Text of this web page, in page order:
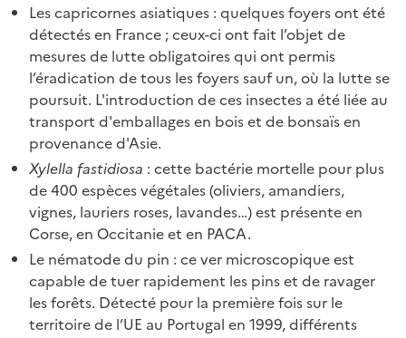
Les capricornes asiatiques : quelques foyers ont été
détectés en France ; ceux-ci ont fait l’objet de
mesures de lutte obligatoires qui ont permis
l’éradication de tous les foyers sauf un, où la lutte se
poursuit. L'introduction de ces insectes a été liée au
transport d'emballages en bois et de bonsaïs en
provenance d'Asie.
Xylella fastidiosa : cette bactérie mortelle pour plus
de 400 espèces végétales (oliviers, amandiers,
vignes, lauriers roses, lavandes…) est présente en
Corse, en Occitanie et en PACA.
Le nématode du pin : ce ver microscopique est
capable de tuer rapidement les pins et de ravager
les forêts. Détecté pour la première fois sur le
territoire de l’UE au Portugal en 1999, différents